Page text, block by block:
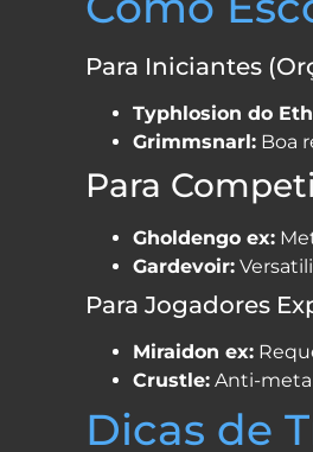
Para Iniciantes
Typhlosion do
Grimmsnarl: Boa
Para
Gholdengo ex:
Gardevoir:
Para Jogadores
Miraidon ex:
Crustle: Anti-meta
Dicas de